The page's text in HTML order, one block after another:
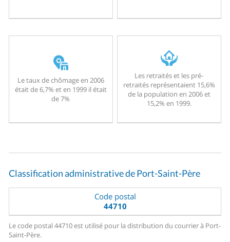
Le taux de chômage en 2006
était de 6,7% et en 1999 il était
de 7%
Les retraités et les pré-
retraités représentaient 15,6%
de la population en 2006 et
15,2% en 1999.
Classification administrative de Port-Saint-Père
Code postal
44710
Le code postal 44710 est utilisé pour la distribution du courrier à Port-
Saint-Père.